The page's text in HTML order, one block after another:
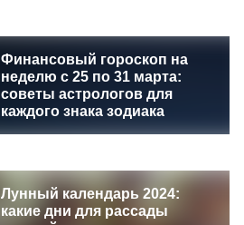
Финансовый гороскоп на
неделю с 25 по 31 марта:
советы астрологов для
каждого знака зодиака
Лунный календарь 2024:
какие дни для рассады